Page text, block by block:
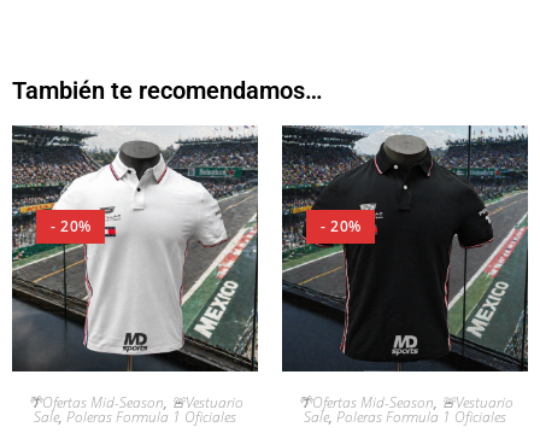
También te recomendamos…
- 20%
🌴Ofertas Mid-Season, 🚨Vestuario
Sale, Poleras Formula 1 Oficiales
- 20%
🌴Ofertas Mid-Season, 🚨Vestuario
Sale, Poleras Formula 1 Oficiales